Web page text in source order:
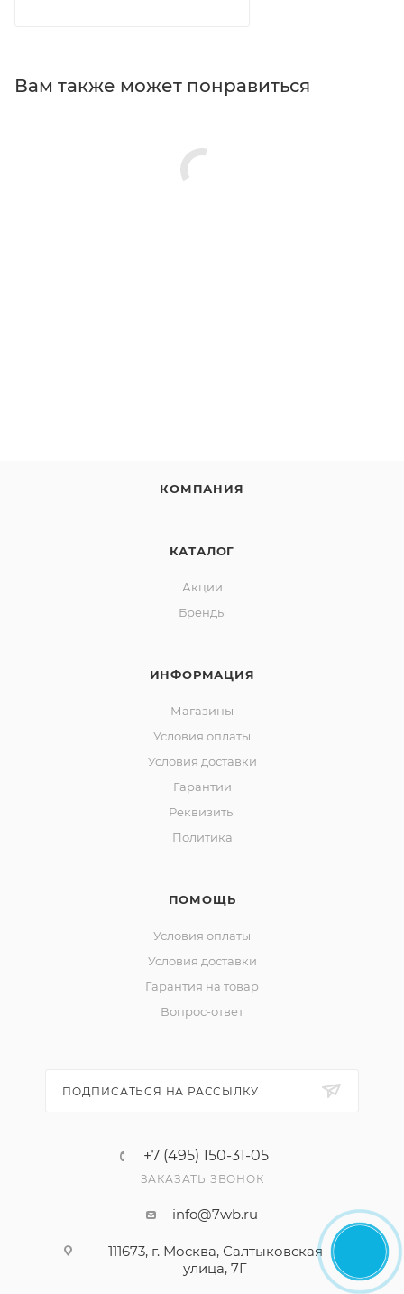
Вам также может понравиться
КОМПАНИЯ
КАТАЛОГ
Акции
Бренды
ИНФОРМАЦИЯ
Магазины
Условия оплаты
Условия доставки
Гарантии
Реквизиты
Политика
ПОМОЩЬ
Условия оплаты
Условия доставки
Гарантия на товар
Вопрос-ответ
ПОДПИСАТЬСЯ НА РАССЫЛКУ
+7 (495) 150-31-05
ЗАКАЗАТЬ ЗВОНОК
info@7wb.ru
111673, г. Москва, Салтыковская
улица, 7Г